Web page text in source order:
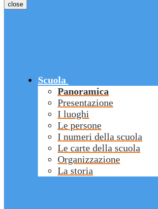
close
Scuola
Panoramica
Presentazione
I luoghi
Le persone
I numeri della scuola
Le carte della scuola
Organizzazione
La storia